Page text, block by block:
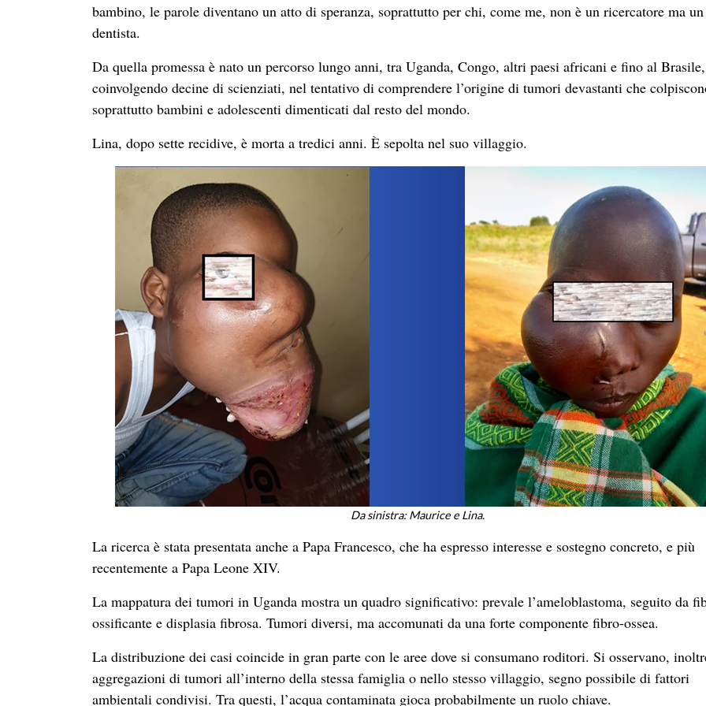
bambino, le parole diventano un atto di speranza, soprattutto per chi, come me, non è un ricercatore ma un
dentista.
Da quella promessa è nato un percorso lungo anni, tra Uganda, Congo, altri paesi africani e fino al Brasile,
coinvolgendo decine di scienziati, nel tentativo di comprendere l’origine di tumori devastanti che
soprattutto bambini e adolescenti dimenticati dal resto del mondo.
Lina, dopo sette recidive, è morta a tredici anni. È sepolta nel suo villaggio.
Da sinistra: Maurice e Lina.
La ricerca è stata presentata anche a Papa Francesco, che ha espresso interesse e sostegno concreto, e più
recentemente a Papa Leone XIV.
La mappatura dei tumori in Uganda mostra un quadro significativo: prevale l’ameloblastoma, seguito da
ossificante e displasia fibrosa. Tumori diversi, ma accomunati da una forte componente fibro-ossea.
La distribuzione dei casi coincide in gran parte con le aree dove si consumano roditori. Si osservano,
aggregazioni di tumori all’interno della stessa famiglia o nello stesso villaggio, segno possibile di fattori
ambientali condivisi. Tra questi, l’acqua contaminata gioca probabilmente un ruolo chiave.